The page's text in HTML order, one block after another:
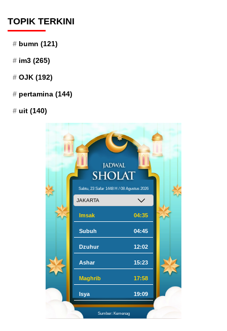
TOPIK TERKINI
bumn (121)
im3 (265)
OJK (192)
pertamina (144)
uit (140)
Sabtu, 23 Safar 1448 H / 08 Agustus 2026
Imsak 04:35
Subuh 04:45
Dzuhur 12:02
Ashar 15:23
Maghrib 17:58
Isya 19:09
Sumber: Kemenag